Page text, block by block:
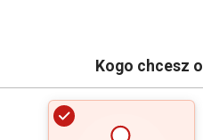
Kogo chcesz